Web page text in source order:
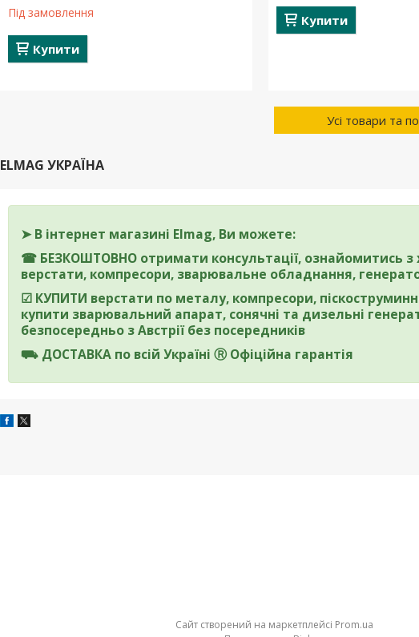
Під замовлення
Купити
Купити
Усі товари та
ELMAG УКРАЇНА
➤ В інтернет магазині Elmag, Ви можете:
☎ БЕЗКОШТОВНО отримати консультації, ознайомитись з
верстати, компресори, зварювальне обладнання,
☑ КУПИТИ верстати по металу, компресори,
купити зварювальний апарат, сонячні та дизельні
безпосередньо з Австрії без посередників
⛟ ДОСТАВКА по всій Україні Ⓡ Офіційна гарантія
Сайт створений на маркетплейсі Prom.ua